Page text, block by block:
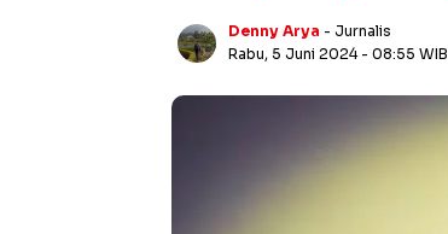
Denny Arya - Jurnalis
Rabu, 5 Juni 2024 - 08:55 WIB